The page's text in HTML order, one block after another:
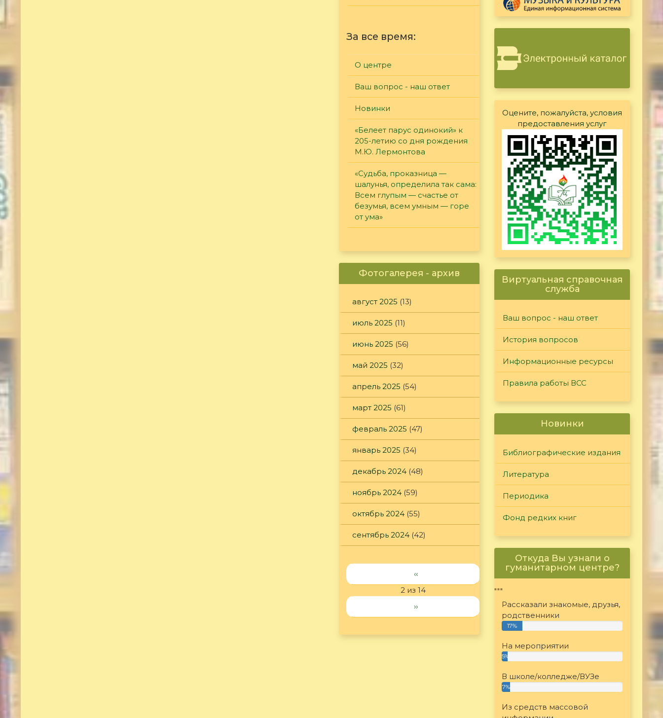
За все время:
О центре
Ваш вопрос - наш ответ
Новинки
«Белеет парус одинокий» к
205-летию со дня рождения
М.Ю. Лермонтова
«Судьба, проказница —
шалунья, определила так сама:
Всем глупым — счастье от
безумья, всем умным — горе
от ума»
Фотогалерея - архив
август 2025 (13)
июль 2025 (11)
июнь 2025 (56)
май 2025 (32)
апрель 2025 (54)
март 2025 (61)
февраль 2025 (47)
январь 2025 (34)
декабрь 2024 (48)
ноябрь 2024 (59)
октябрь 2024 (55)
сентябрь 2024 (42)
‹‹
2 из 14
››
Оцените, пожалуйста, условия
предоставления услуг
Виртуальная справочная
служба
Ваш вопрос - наш ответ
История вопросов
Информационные ресурсы
Правила работы ВСС
Новинки
Библиографические издания
Литература
Периодика
Фонд редких книг
Откуда Вы узнали о
гуманитарном центре?
"""
Рассказали знакомые, друзья,
родственники
17%
На мероприятии
5%
В школе/колледже/ВУЗе
7%
Из средств массовой